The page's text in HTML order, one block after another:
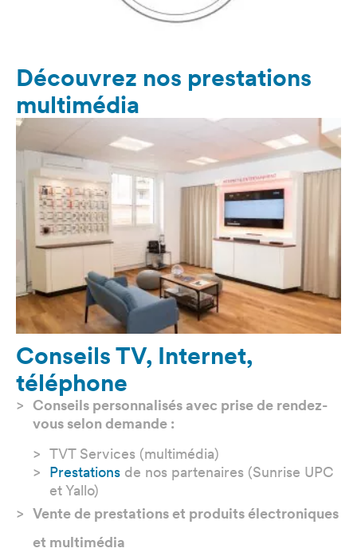
Découvrez nos prestations
multimédia
Conseils TV, Internet,
téléphone
Conseils personnalisés avec prise de rendez-
vous selon demande :
TVT Services (multimédia)
Prestations de nos partenaires (Sunrise UPC
et Yallo)
Vente de prestations et produits électroniques
et multimédia